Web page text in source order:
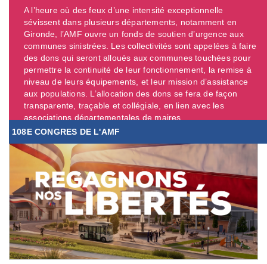
A l’heure où des feux d’une intensité exceptionnelle
sévissent dans plusieurs départements, notamment en
Gironde, l’AMF ouvre un fonds de soutien d’urgence aux
communes sinistrées. Les collectivités sont appelées à faire
des dons qui seront alloués aux communes touchées pour
permettre la continuité de leur fonctionnement, la remise à
niveau de leurs équipements, et leur mission d’assistance
aux populations. L’allocation des dons se fera de façon
transparente, traçable et collégiale, en lien avec les
associations départementales de maires. ...
108E CONGRES DE L'AMF